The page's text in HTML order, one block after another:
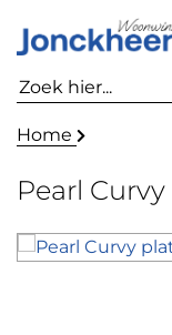
Home
Pearl